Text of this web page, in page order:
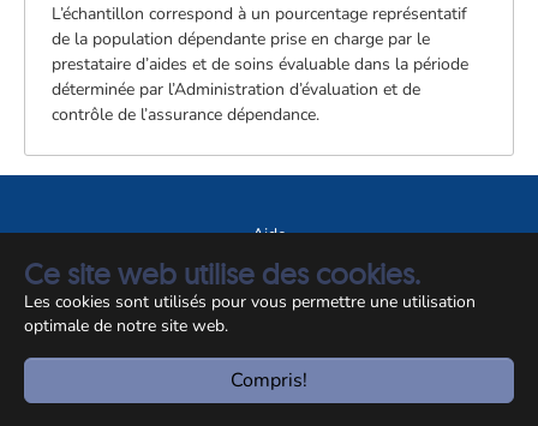
Ce site web utilise des cookies.
Les cookies sont utilisés pour vous permettre une utilisation
optimale de notre site web.
Compris!
L’échantillon correspond à un pourcentage représentatif
de la population dépendante prise en charge par le
prestataire d’aides et de soins évaluable dans la période
déterminée par l’Administration d’évaluation et de
contrôle de l’assurance dépendance.
Aide
A propos du site
Notice légale
© CCSS 2026